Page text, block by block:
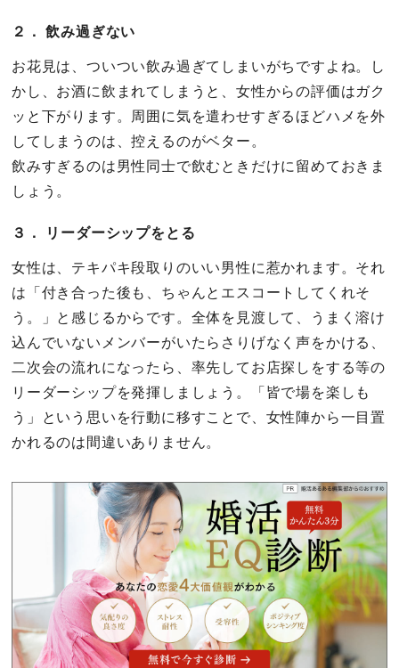
２． 飲み過ぎない
お花見は、ついつい飲み過ぎてしまいがちですよね。し
かし、お酒に飲まれてしまうと、女性からの評価はガク
ッと下がります。周囲に気を遣わせすぎるほどハメを外
してしまうのは、控えるのがベター。
飲みすぎるのは男性同士で飲むときだけに留めておきま
しょう。
３． リーダーシップをとる
女性は、テキパキ段取りのいい男性に惹かれます。それ
は「付き合った後も、ちゃんとエスコートしてくれそ
う。」と感じるからです。全体を見渡して、うまく溶け
込んでいないメンバーがいたらさりげなく声をかける、
二次会の流れになったら、率先してお店探しをする等の
リーダーシップを発揮しましょう。「皆で場を楽しも
う」という思いを行動に移すことで、女性陣から一目置
かれるのは間違いありません。